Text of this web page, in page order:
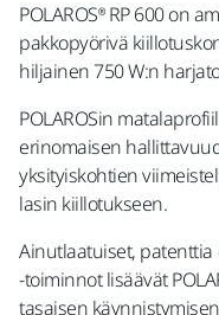
POLAROS® RP 600 on
pakkopyörivä
hiljainen 750 W:n
POLAROSin
erinomaisen
yksityiskohtien
lasin kiillotukseen.
Ainutlaatuiset, patenttia
-toiminnot lisäävät
tasaisen